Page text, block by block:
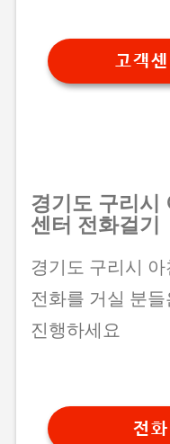
고객
경기도 구리시
센터 전화걸기
경기도 구리시
전화를 거실 분
진행하세요
전